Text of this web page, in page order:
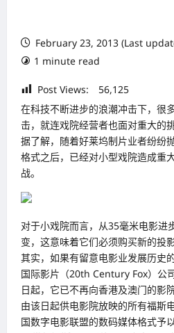
February 23, 2013 (Last
1 minute read
Post Views:
56,125
在科技不断进步的浪潮冲击下，很
击，就连戏院经营者也面对重大的挑
据了解，随着好莱坞制片业者纷纷
格式之后，已经对小型戏院造成重
战。
对于小戏院而言，从35毫米电影进
变，这意味着它们必须购买新的投
其实，如果有留意电影业发展历史
国际影片（20th Century Fox）公
日起，它已不再向香港及澳门的影
由该日起供电影院放映的所有福斯
国数字电影联盟的数码媒体格式予以